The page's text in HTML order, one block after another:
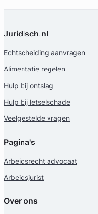
Juridisch.nl
Echtscheiding aanvragen
Alimentatie regelen
Hulp bij ontslag
Hulp bij letselschade
Veelgestelde vragen
Pagina's
Arbeidsrecht advocaat
Arbeidsjurist
Over ons